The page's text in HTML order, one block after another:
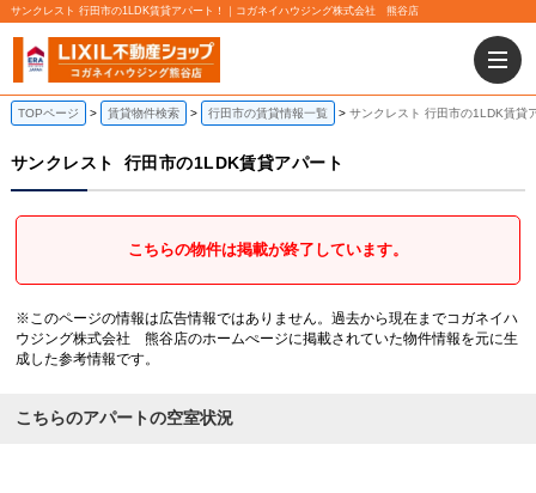
サンクレスト 行田市の1LDK賃貸アパート！｜コガネイハウジング株式会社 熊谷店
TOPページ 賃貸物件検索 行田市の賃貸情報一覧 サンクレスト 行田市の1LDK賃貸
サンクレスト 行田市の1LDK賃貸アパート
こちらの物件は掲載が終了しています。
※このページの情報は広告情報ではありません。過去から現在までコガネイハ
ウジング株式会社 熊谷店のホームぺージに掲載されていた物件情報を元に生
成した参考情報です。
こちらのアパートの空室状況